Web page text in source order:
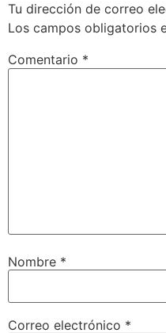
Tu dirección de correo
Los campos obligatorios
Comentario *
Nombre *
Correo electrónico *